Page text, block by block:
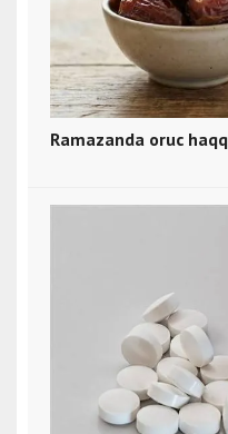
Ramazanda oruc